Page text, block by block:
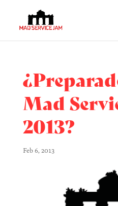
Mad
2013?
Feb 6, 2013